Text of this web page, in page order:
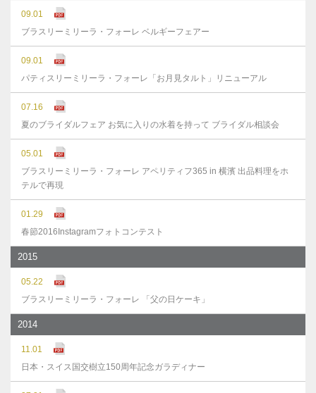
09.01
ブラスリーミリーラ・フォーレ ベルギーフェアー
09.01
パティスリーミリーラ・フォーレ「お月見タルト」リニューアル
07.16
夏のブライダルフェア お気に入りの水着を持って ブライダル相談会
05.01
ブラスリーミリーラ・フォーレ アペリティフ365 in 横濱 出品料理をホ
テルで再現
01.29
春節2016Instagramフォトコンテスト
2015
05.22
ブラスリーミリーラ・フォーレ 「父の日ケーキ」
2014
11.01
日本・スイス国交樹立150周年記念ガラディナー